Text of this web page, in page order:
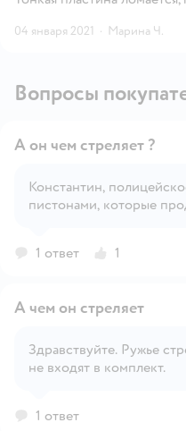
04 января 2021 · Марина Ч.
Вопросы
А он чем стреляет ?
Константин,
пистонами, которые
1 ответ 1
А чем он стреляет
Здравствуйте. Ружье
не входят в комплект.
1 ответ